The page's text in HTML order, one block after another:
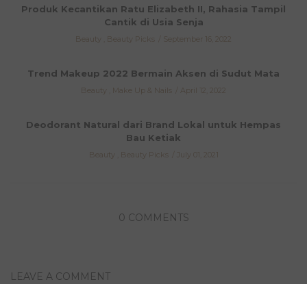
Produk Kecantikan Ratu Elizabeth II, Rahasia Tampil
Cantik di Usia Senja
Beauty Beauty Picks September 16, 2022
Trend Makeup 2022 Bermain Aksen di Sudut Mata
Beauty Make Up & Nails April 12, 2022
Deodorant Natural dari Brand Lokal untuk Hempas
Bau Ketiak
Beauty Beauty Picks July 01, 2021
0 COMMENTS
LEAVE A COMMENT